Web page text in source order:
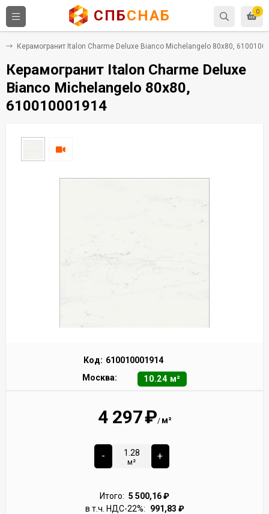
0
СПБСНАБ
Керамогранит Italon Charme Deluxe Bianco Michelangelo 80x80,
Керамогранит Italon Charme Deluxe
Bianco Michelangelo 80x80,
610010001914
Код: 610010001914
Москва:
10.24 м²
4 297₽/ м²
-
м²
+
Итого: 5 500,16₽
в т.ч. НДС-22%:
991,83 ₽